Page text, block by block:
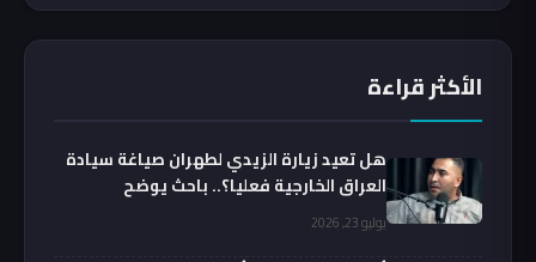
الأكثر قراءة
هل تعيد زيارة الزيدي لطهران صياغة سيادة
العراق الخارجية فعليا؟.. باحث يوضح
يوليو 23, 2026